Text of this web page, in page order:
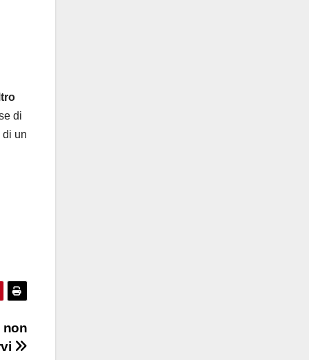
di
di un
non